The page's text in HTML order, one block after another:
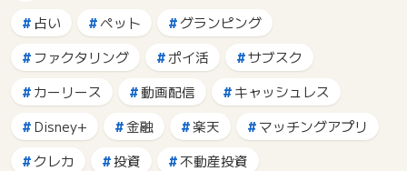
占い ペット
グランピング
ファクタリング
ポイ活
サブスク
カーリース
動画配信
キャッシュレス
Disney+
金融 楽天
マッチングアプリ
クレカ
投資
不動産投資